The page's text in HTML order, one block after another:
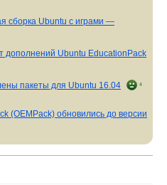
сборка Ubuntu с играми —
дополнений Ubuntu EducationPack
пакеты для Ubuntu 16.04
4
(OEMPack) обновились до версии